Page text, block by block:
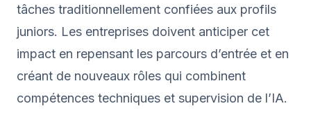
tâches traditionnellement confiées aux profils
juniors. Les entreprises doivent anticiper cet
impact en repensant les parcours d’entrée et en
créant de nouveaux rôles qui combinent
compétences techniques et supervision de l’IA.